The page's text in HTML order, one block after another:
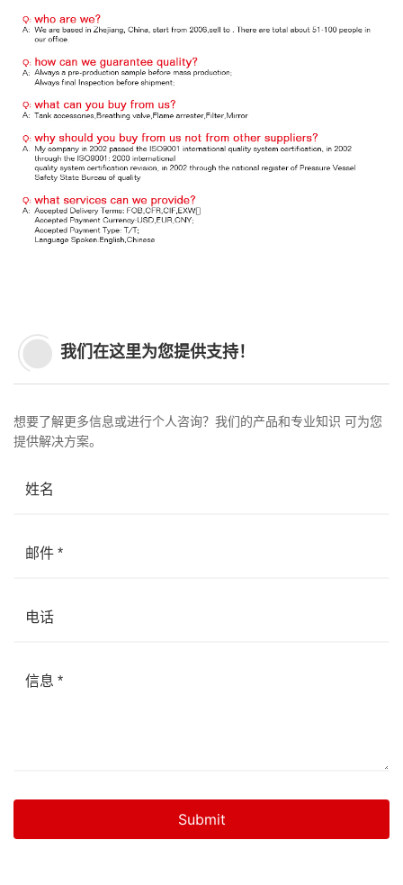
我们在这里为您提供支持！
想要了解更多信息或进行个人咨询？我们的产品和专业知识 可为您
提供解决方案。
Submit